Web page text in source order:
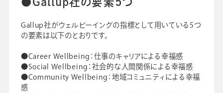
Gallup社がウェルビーイングの指標として用いている5つ
の要素は以下のとおりです。
●Career Wellbeing：仕事のキャリアによる幸福感
●Social Wellbeing：社会的な人間関係による幸福感
●Community Wellbeing：地域コミュニティによる幸福
感